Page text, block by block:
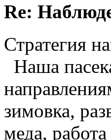
Re:
Стратегия
Наша
зимовка,
меда,